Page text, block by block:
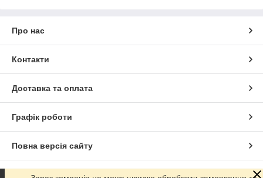
Про нас
Контакти
Доставка та оплата
Графік роботи
Повна версія сайту
Сайт створено на маркетплейсі Prom.ua